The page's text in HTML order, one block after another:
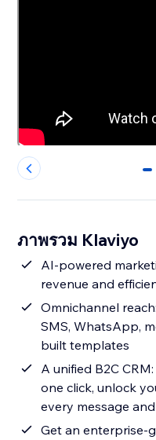
0
ภาพรวม Klaviyo
AI-powered
revenue and
Omnichannel
SMS, WhatsApp,
built templates
A unified B2C
one click, unlock
every message
Get an enterprise-